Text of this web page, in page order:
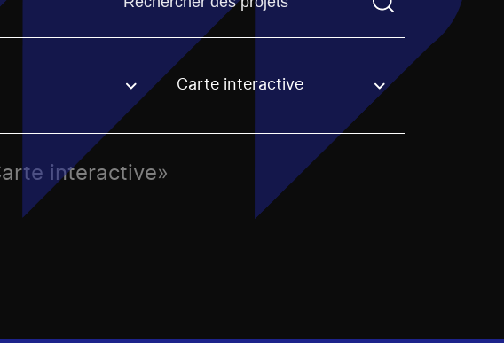
Trouvez un projetVous devez saisir un terme de
selecting an option. Carte interactive
interactive»